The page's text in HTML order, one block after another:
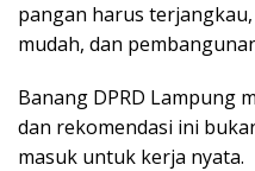
pangan harus
mudah, dan
Banang DPRD Lampung
dan rekomendasi ini
masuk untuk kerja nyata.